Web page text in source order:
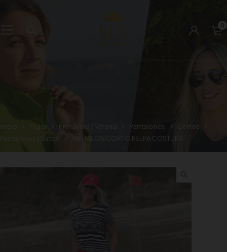
0
Inicio Mujer Primavera / Verano Pantalones
Cortos
Pantalones Cortos
PANTALON CORTO FELPA COSTURA